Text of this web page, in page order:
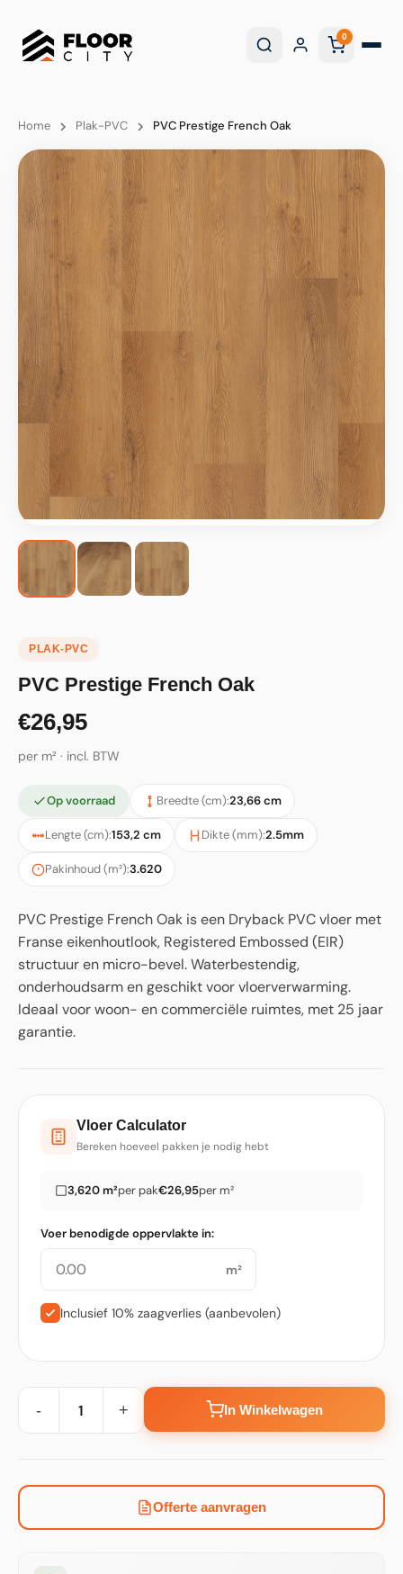
0
Home Plak-PVC PVC Prestige French Oak
PLAK-PVC
PVC Prestige French Oak
€26,95
per m² · incl. BTW
Op voorraad Breedte (cm):23,66 cm
Lengte (cm):153,2 cm Dikte (mm):2.5mm
Pakinhoud (m²):3.620
PVC Prestige French Oak is een Dryback PVC vloer met
Franse eikenhoutlook, Registered Embossed (EIR)
structuur en micro-bevel. Waterbestendig,
onderhoudsarm en geschikt voor vloerverwarming.
Ideaal voor woon- en commerciële ruimtes, met 25 jaar
garantie.
Vloer Calculator
Bereken hoeveel pakken je nodig hebt
3,620 m²per pak€26,95per m²
Voer benodigde oppervlakte in:
m²
Inclusief 10% zaagverlies (aanbevolen)
- + In Winkelwagen
Offerte aanvragen